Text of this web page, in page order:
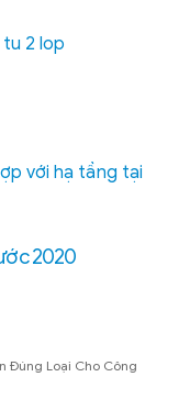
2 lop
với hạ tầng tại
2020
Đúng Loại Cho Công